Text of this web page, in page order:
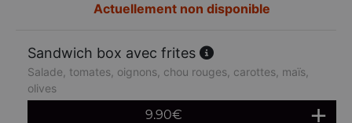
Actuellement non disponible
Sandwich box avec frites
Salade, tomates, oignons, chou rouges, carottes, maïs,
olives
9.90€